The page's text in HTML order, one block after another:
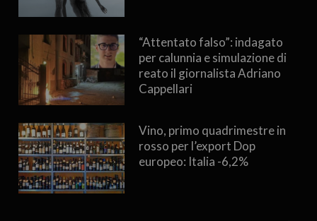
“Attentato falso”: indagato
per calunnia e simulazione di
reato il giornalista Adriano
Cappellari
Vino, primo quadrimestre in
rosso per l’export Dop
europeo: Italia -6,2%